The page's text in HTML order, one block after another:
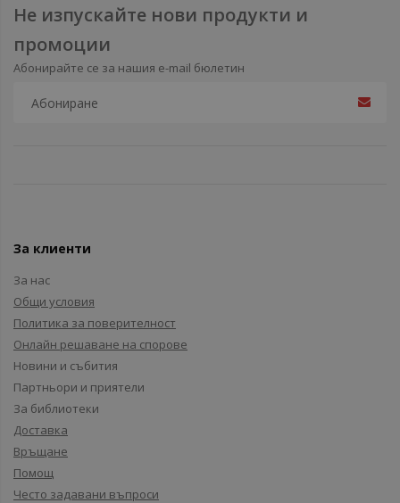
Не изпускайте нови продукти и
промоции
Абонирайте се за нашия e-mail бюлетин
За клиенти
За нас
Общи условия
Политика за поверителност
Онлайн решаване на спорове
Новини и събития
Партньори и приятели
За библиотеки
Доставка
Връщане
Помощ
Често задавани въпроси